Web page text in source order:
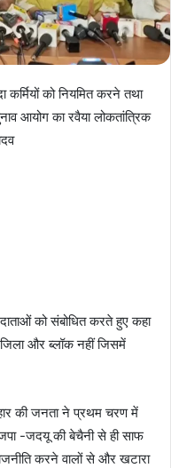
को नियमित करने तथा
आयोग का रवैया लोकतांत्रिक
को संबोधित करते हुए कहा
और ब्लॉक नहीं जिसमें
की जनता ने प्रथम चरण में
-जदयू की बेचैनी से ही साफ
करने वालों से और खटारा